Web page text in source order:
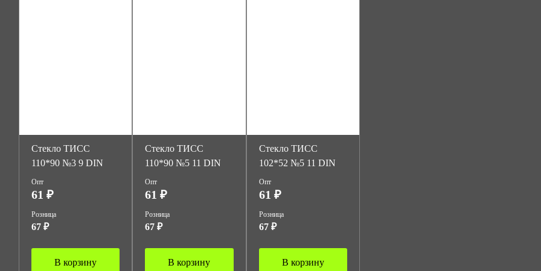
Стекло ТИСС
110*90 №3 9 DIN
Опт
61 ₽
Розница
67 ₽
В корзину
Стекло ТИСС
110*90 №5 11 DIN
Опт
61 ₽
Розница
67 ₽
В корзину
Стекло ТИСС
102*52 №5 11 DIN
Опт
61 ₽
Розница
67 ₽
В корзину